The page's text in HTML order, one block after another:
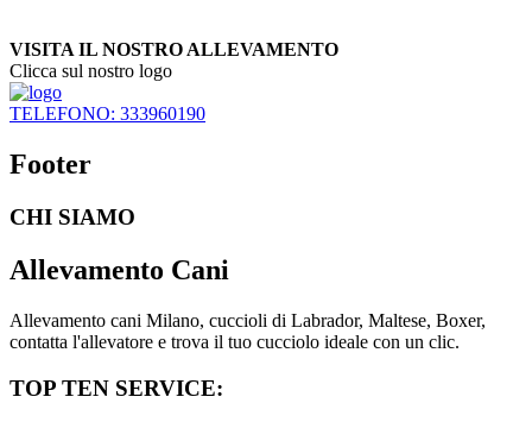
VISITA IL NOSTRO ALLEVAMENTO
Clicca sul nostro logo
TELEFONO: 333960190
Footer
CHI SIAMO
Allevamento Cani
Allevamento cani Milano, cuccioli di Labrador, Maltese, Boxer,
contatta l'allevatore e trova il tuo cucciolo ideale con un clic.
TOP TEN SERVICE: